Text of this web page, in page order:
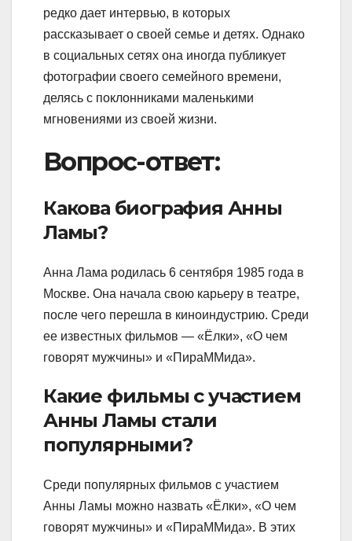
редко дает интервью, в которых
рассказывает о своей семье и детях. Однако
в социальных сетях она иногда публикует
фотографии своего семейного времени,
делясь с поклонниками маленькими
мгновениями из своей жизни.
Вопрос-ответ:
Какова биография Анны
Ламы?
Анна Лама родилась 6 сентября 1985 года в
Москве. Она начала свою карьеру в театре,
после чего перешла в киноиндустрию. Среди
ее известных фильмов — «Ёлки», «О чем
говорят мужчины» и «ПираММида».
Какие фильмы с участием
Анны Ламы стали
популярными?
Среди популярных фильмов с участием
Анны Ламы можно назвать «Ёлки», «О чем
говорят мужчины» и «ПираММида». В этих